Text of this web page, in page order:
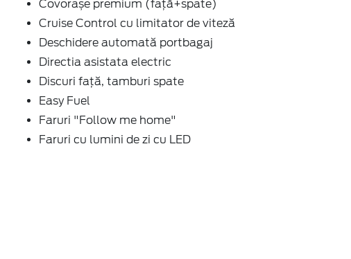
Covorașe premium (faţă+spate)
Cruise Control cu limitator de viteză
Deschidere automată portbagaj
Directia asistata electric
Discuri faţă, tamburi spate
Easy Fuel
Faruri "Follow me home"
Faruri cu lumini de zi cu LED